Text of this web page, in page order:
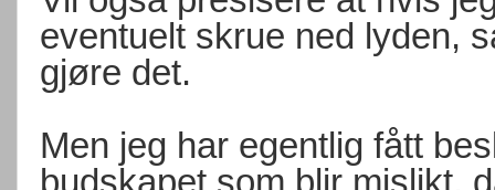
eventuelt skrue ned lyden,
gjøre det.
Men jeg har egentlig fått
budskapet som blir mislikt,